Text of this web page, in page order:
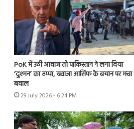
PoK में उठी आवाज तो पाकिस्तान ने लगा दिया
‘दुश्मन’ का ठप्पा, ख्वाजा आसिफ के बयान पर मचा
बवाल
29 July 2026 - 6:24 PM